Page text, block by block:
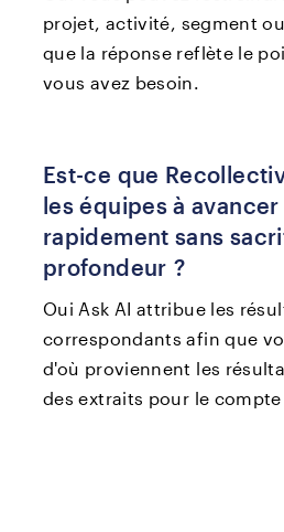
projet, activité, segment
que la réponse reflète le
vous avez besoin.
Est-ce que
les équipes à
rapidement sans
profondeur ?
Oui Ask AI attribue les
correspondants afin que
d'où proviennent les
des extraits pour le